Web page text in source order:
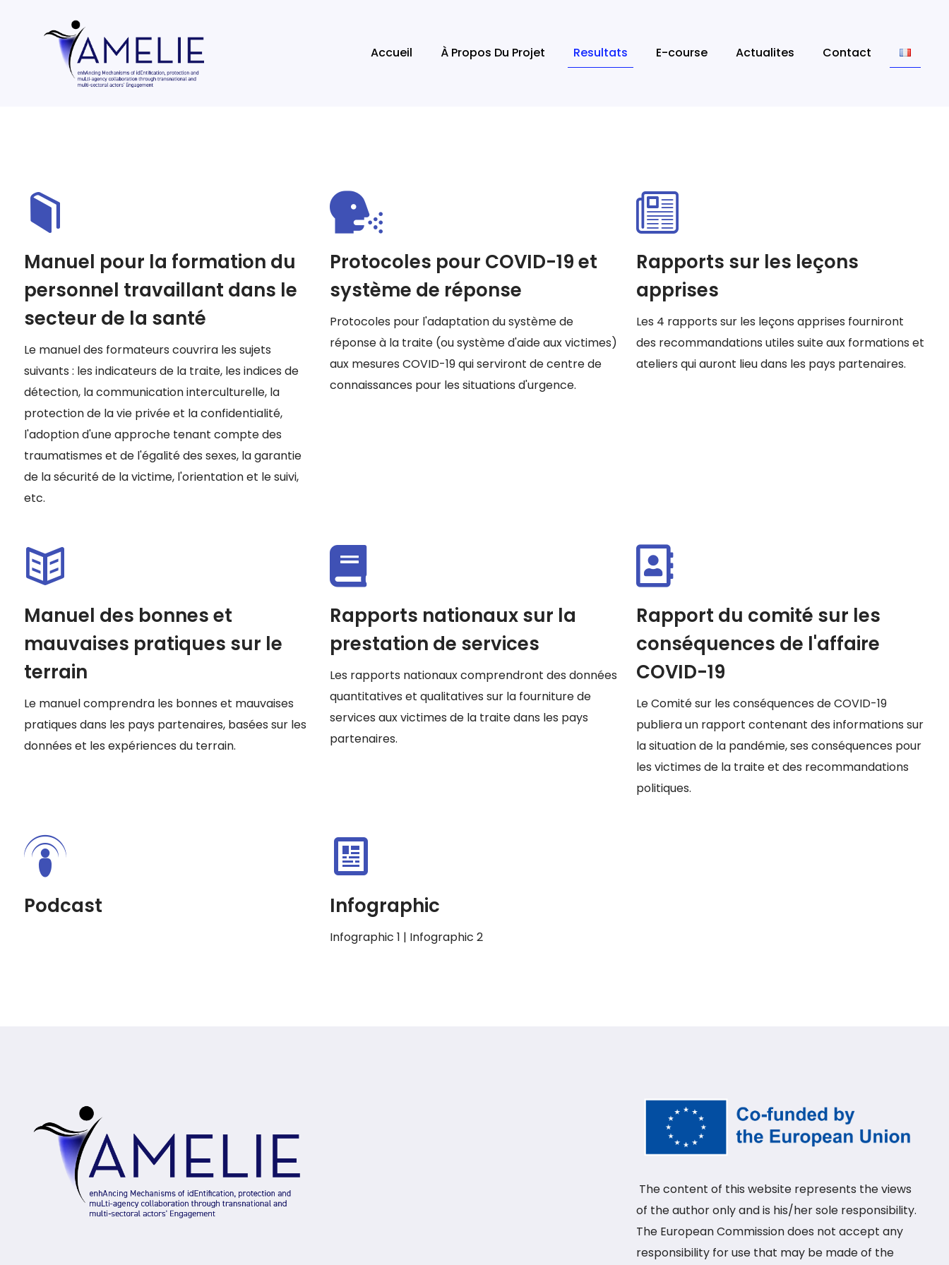
Accueil À Propos Du Projet Resultats E-course Actualites Contact
Manuel pour la formation du
personnel travaillant dans le
secteur de la santé
Le manuel des formateurs couvrira les sujets
suivants : les indicateurs de la traite, les indices de
détection, la communication interculturelle, la
protection de la vie privée et la confidentialité,
l'adoption d'une approche tenant compte des
traumatismes et de l'égalité des sexes, la garantie
de la sécurité de la victime, l'orientation et le suivi,
etc.
Protocoles pour COVID-19 et
système de réponse
Protocoles pour l'adaptation du système de
réponse à la traite (ou système d'aide aux victimes)
aux mesures COVID-19 qui serviront de centre de
connaissances pour les situations d'urgence.
Rapports sur les leçons
apprises
Les 4 rapports sur les leçons apprises fourniront
des recommandations utiles suite aux formations et
ateliers qui auront lieu dans les pays partenaires.
Manuel des bonnes et
mauvaises pratiques sur le
terrain
Le manuel comprendra les bonnes et mauvaises
pratiques dans les pays partenaires, basées sur les
données et les expériences du terrain.
Rapports nationaux sur la
prestation de services
Les rapports nationaux comprendront des données
quantitatives et qualitatives sur la fourniture de
services aux victimes de la traite dans les pays
partenaires.
Rapport du comité sur les
conséquences de l'affaire
COVID-19
Le Comité sur les conséquences de COVID-19
publiera un rapport contenant des informations sur
la situation de la pandémie, ses conséquences pour
les victimes de la traite et des recommandations
politiques.
Podcast Infographic
Infographic 1 | Infographic 2
The content of this website represents the views
of the author only and is his/her sole responsibility.
The European Commission does not accept any
responsibility for use that may be made of the